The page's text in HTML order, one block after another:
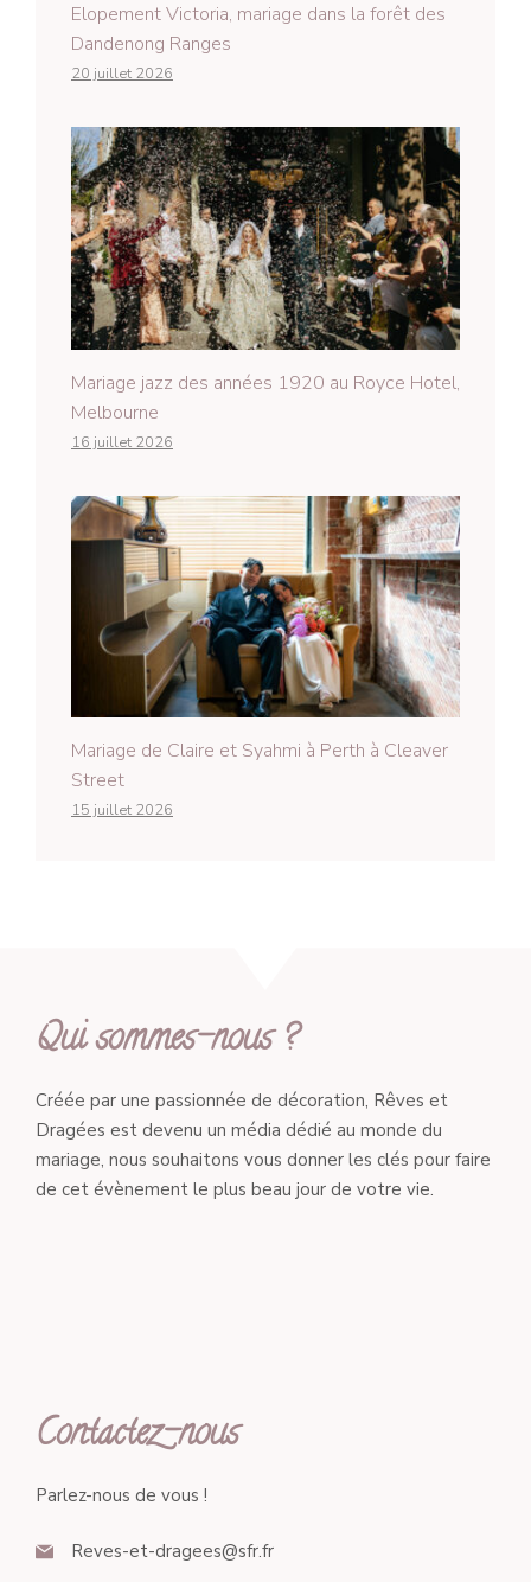
Elopement Victoria, mariage dans la forêt des
Dandenong Ranges
20 juillet 2026
Mariage jazz des années 1920 au Royce Hotel,
Melbourne
16 juillet 2026
Mariage de Claire et Syahmi à Perth à Cleaver
Street
15 juillet 2026
Qui sommes-nous ?
Créée par une passionnée de décoration, Rêves et
Dragées est devenu un média dédié au monde du
mariage, nous souhaitons vous donner les clés pour faire
de cet évènement le plus beau jour de votre vie.
Contactez-nous
Parlez-nous de vous !
Reves-et-dragees@sfr.fr